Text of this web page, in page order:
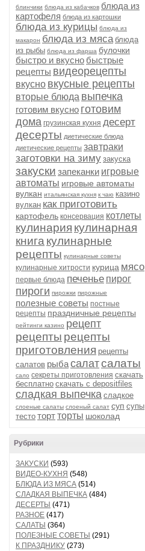
блинчики блюда из кабачков блюда из
картофеля блюда из картошки
блюда из курицы блюда из
макарон блюда из мяса блюда
из рыбы блюда из фарша булочки
быстро и вкусно быстрые
рецепты видеорецепты
вкусно вкусные рецепты
вторые блюда выпечка
готовим вкусно готовим
дома грузинская кухня десерт
десерты диетические блюда
диетические рецепты завтраки
заготовки на зиму закуска
закуски запеканки игровые
автоматы игровые автоматы
вулкан итальянская кухня к чаю казино
вулкан как приготовить
картофель консервация котлеты
кулинария кулинарная
книга кулинарные
рецепты кулинарные советы
кулинарные хитрости курица мясо
первые блюда печенье пирог
пироги пирожки пирожные
полезные советы постные
рецепты праздничные рецепты
рейтинги казино рецепт
рецепты рецепты
приготовления рецепты
салатов рыбасалатсалаты
сало секреты приготовления скачать
бесплатно скачать с depositfiles
сладкая выпечка сладкое
слоеные салаты слоеный салат суп супы
тесто тортторты шоколад
Рубрики
ЗАКУСКИ (593)
ВИДЕО-КУХНЯ (548)
БЛЮДА ИЗ МЯСА (514)
СЛАДКАЯ ВЫПЕЧКА (484)
ДЕСЕРТЫ (471)
РАЗНОЕ (417)
САЛАТЫ (364)
ПОЛЕЗНЫЕ СОВЕТЫ (291)
К ПРАЗДНИКУ (273)